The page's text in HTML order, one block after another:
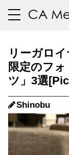
toggle
リーガロ
限定のフ
ツ」3選
Shinobu